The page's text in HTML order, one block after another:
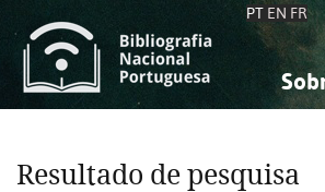
PT EN FR
Resultado de pesquisa